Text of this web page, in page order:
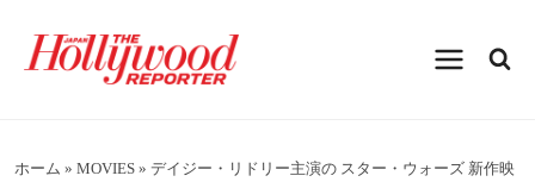
プホーム » MOVIES » デイジー・リドリー主演の スター・ウォーズ 新作映